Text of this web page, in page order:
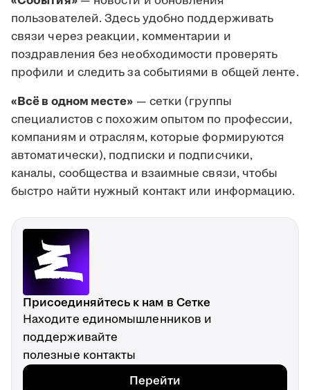
пользователей. Здесь удобно поддерживать
связи через реакции, комментарии и
поздравления без необходимости проверять
профили и следить за событиями в общей ленте.
«Всё в одном месте» — сетки (группы
специалистов с похожим опытом по профессии,
компаниям и отраслям, которые формируются
автоматически), подписки и подписчики,
каналы, сообщества и взаимные связи, чтобы
быстро найти нужный контакт или информацию.
Присоединяйтесь к нам в Сетке
Находите единомышленников и
поддерживайте
полезные контакты
Перейти